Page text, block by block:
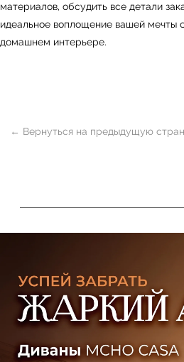
материалов, обсудить все детали
идеальное воплощение вашей мечты
домашнем интерьере.
+7 (958) 202-41-41
+7 (499) 916-60-66
+7 (932) 021-99-97
Ежедневно, с 10:00 до 21:00